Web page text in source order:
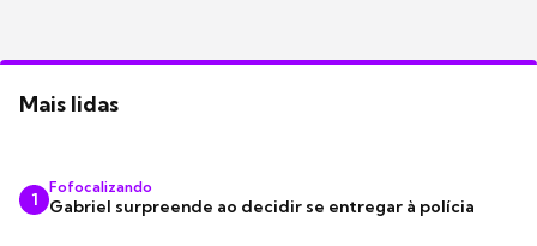
Mais lidas
1
Fofocalizando
Gabriel surpreende ao decidir se entregar à polícia